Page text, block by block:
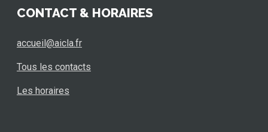
CONTACT & HORAIRES
accueil@aicla.fr
Tous les contacts
Les horaires